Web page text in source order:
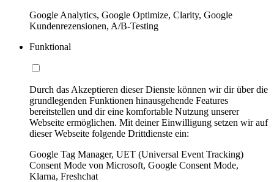
Google Analytics, Google Optimize, Clarity, Google
Kundenrezensionen, A/B-Testing
Funktional
Durch das Akzeptieren dieser Dienste können wir dir über die
grundlegenden Funktionen hinausgehende Features
bereitstellen und dir eine komfortable Nutzung unserer
Webseite ermöglichen. Mit deiner Einwilligung setzen wir auf
dieser Webseite folgende Drittdienste ein:
Google Tag Manager, UET (Universal Event Tracking)
Consent Mode von Microsoft, Google Consent Mode,
Klarna, Freshchat